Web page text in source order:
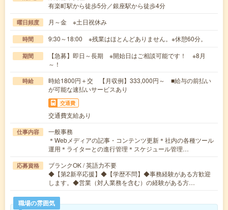
有楽町駅から徒歩5分／銀座駅から徒歩4分
曜日頻度 月～金 ※土日祝休み
時間 9:30～18:00 ※残業はほとんどありません。※休憩60分。
期間
【急募】即日～長期 ※開始日はご相談可能です！ ※8月
～！
時給
時給1800円＋交 【月収例】333,000円～ ■給与の前払い
が可能な速払いサービスあり
交通費
交通費支給あり
仕事内容
一般事務
＊Webメディアの記事・コンテンツ更新＊社内の各種ツール
運用＊ライターとの進行管理＊スケジュール管理…
応募資格
ブランクOK / 英語力不要
◆【第2新卒応援】◆【学歴不問】◆事務経験がある方歓迎
します。◆営業（対人業務を含む）の経験がある方…
職場の雰囲気